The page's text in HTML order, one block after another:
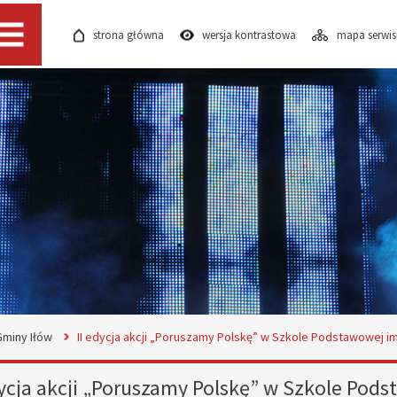
Menu strona główna wersja kontrastowa mapa
Iłów II edycja akcji „Poruszamy Polskę” w Szkole Podstawowej
akcji „Poruszamy Polskę” w Szkole